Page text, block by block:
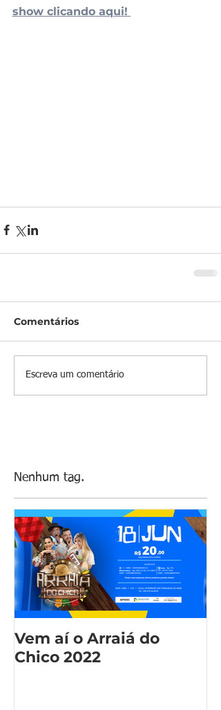
show clicando aqui!
Comentários
Escreva um comentário
Nenhum tag.
Vem aí o Arraiá do
Chico 2022